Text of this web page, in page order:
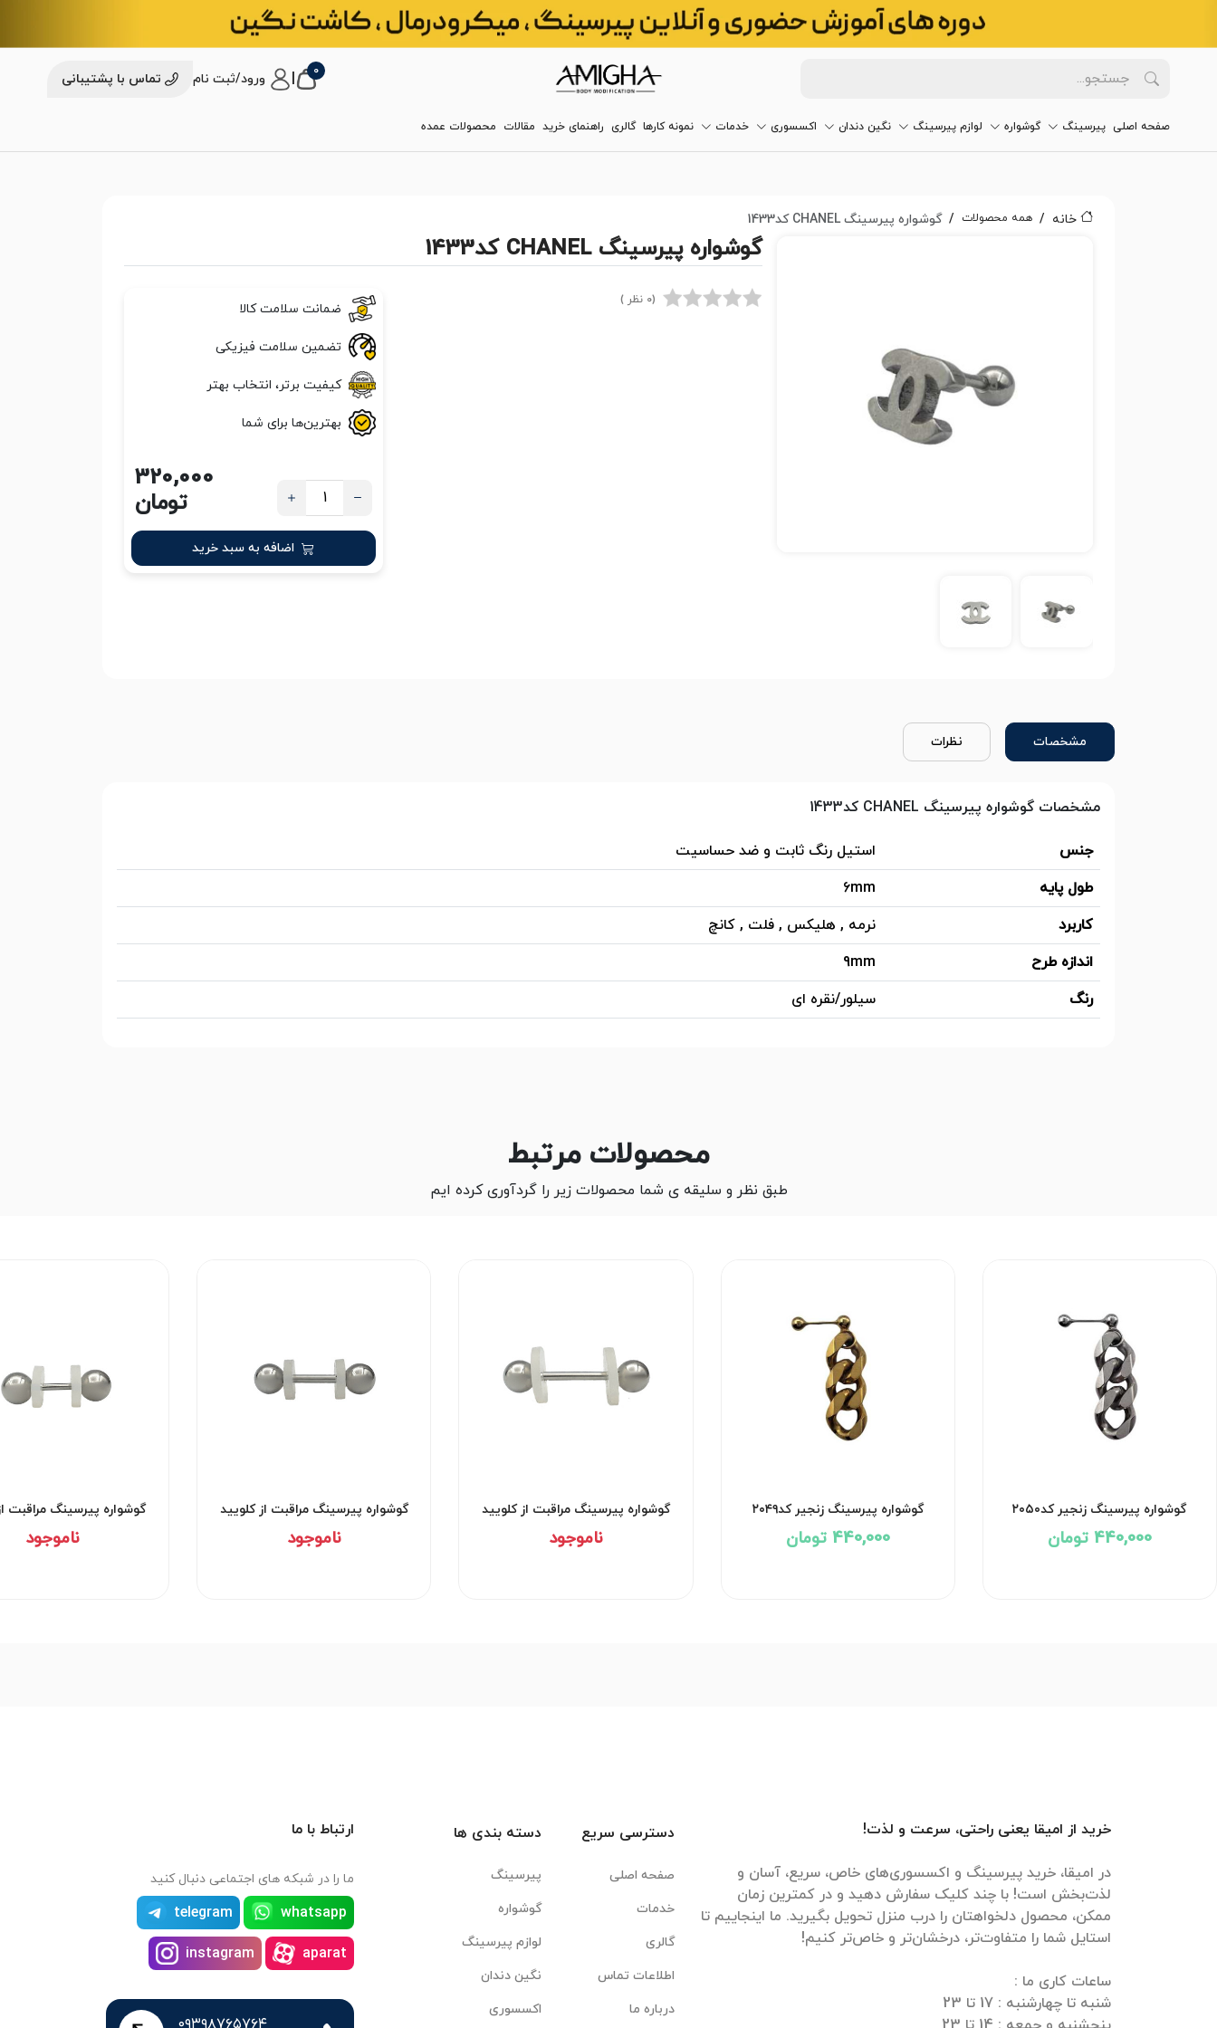
0 ورود/ثبت نام تماس با پشتیبانی
صفحه اصلی پیرسینگ گوشواره لوازم پیرسینگ نگین دندان اکسسوری خدمات نمونه کارها گالری راهنمای خرید مقالات محصولات عمده
خانه همه محصولات گوشواره پیرسینگ CHANEL کد1433
گوشواره پیرسینگ CHANEL کد1433
(0 نظر )
ضمانت سلامت کالا
تضمین سلامت فیزیکی
کیفیت برتر، انتخاب بهتر
بهترین‌ها برای شما
320,000
تومان
اضافه به سبد خرید
مشخصات نظرات
مشخصات گوشواره پیرسینگ CHANEL کد1433
جنس
استیل رنگ ثابت و ضد حساسیت
طول پایه
6mm
کاربرد
نرمه , هلیکس , فلت , کانچ
اندازه طرح
9mm
رنگ
سیلور/نقره ای
محصولات مرتبط
طبق نظر و سلیقه ی شما محصولات زیر را گردآوری کرده ایم
گوشواره پیرسینگ زنجیر کد۲۰۵۰
440,000 تومان
گوشواره پیرسینگ زنجیر کد۲۰۴۹
440,000 تومان
گوشواره پیرسینگ مراقبت از کلویید
کد۲۹۵۳
ناموجود
گوشواره پیرسینگ مراقبت از کلویید
کد۲۹۵۲
ناموجود
گوشواره پیرسینگ مراقبت
ناموجود
خرید از امیقا یعنی راحتی، سرعت و لذت!
در امیقا، خرید پیرسینگ و اکسسوری‌های خاص، سریع، آسان و
لذت‌بخش است! با چند کلیک سفارش دهید و در کمترین زمان
ممکن، محصول دلخواهتان را درب منزل تحویل بگیرید. ما اینجاییم تا
دسترسی سریع
صفحه اصلی
خدمات
گالری
اطلاعات تماس
درباره ما
دسته بندی ها
پیرسینگ
گوشواره
لوازم پیرسینگ
نگین دندان
اکسسوری
ارتباط با ما
ما را در شبکه های اجتماعی دنبال کنید
whatsapp
telegram
aparat
instagram